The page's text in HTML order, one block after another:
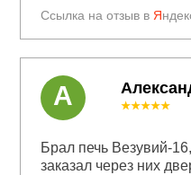
Ссылка на отзыв в Я
★★★★★
Брал печь Везувий-
заказал через них
А